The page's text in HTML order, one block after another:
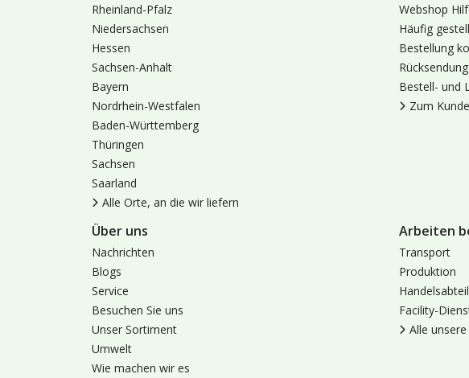
Rheinland-Pfalz
Niedersachsen
Hessen
Sachsen-Anhalt
Bayern
Nordrhein-Westfalen
Baden-Württemberg
Thüringen
Sachsen
Saarland
Alle Orte, an die wir liefern
Webshop
Häufig
Bestellung
Rücksendung
Bestell- und
Zum
Über uns
Nachrichten
Blogs
Service
Besuchen Sie uns
Unser Sortiment
Umwelt
Wie machen wir es
Arbeiten
Transport
Produktion
Facility-
Alle